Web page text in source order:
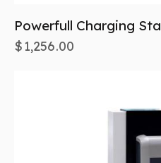
Powerfull Charging
$ 1,256.00